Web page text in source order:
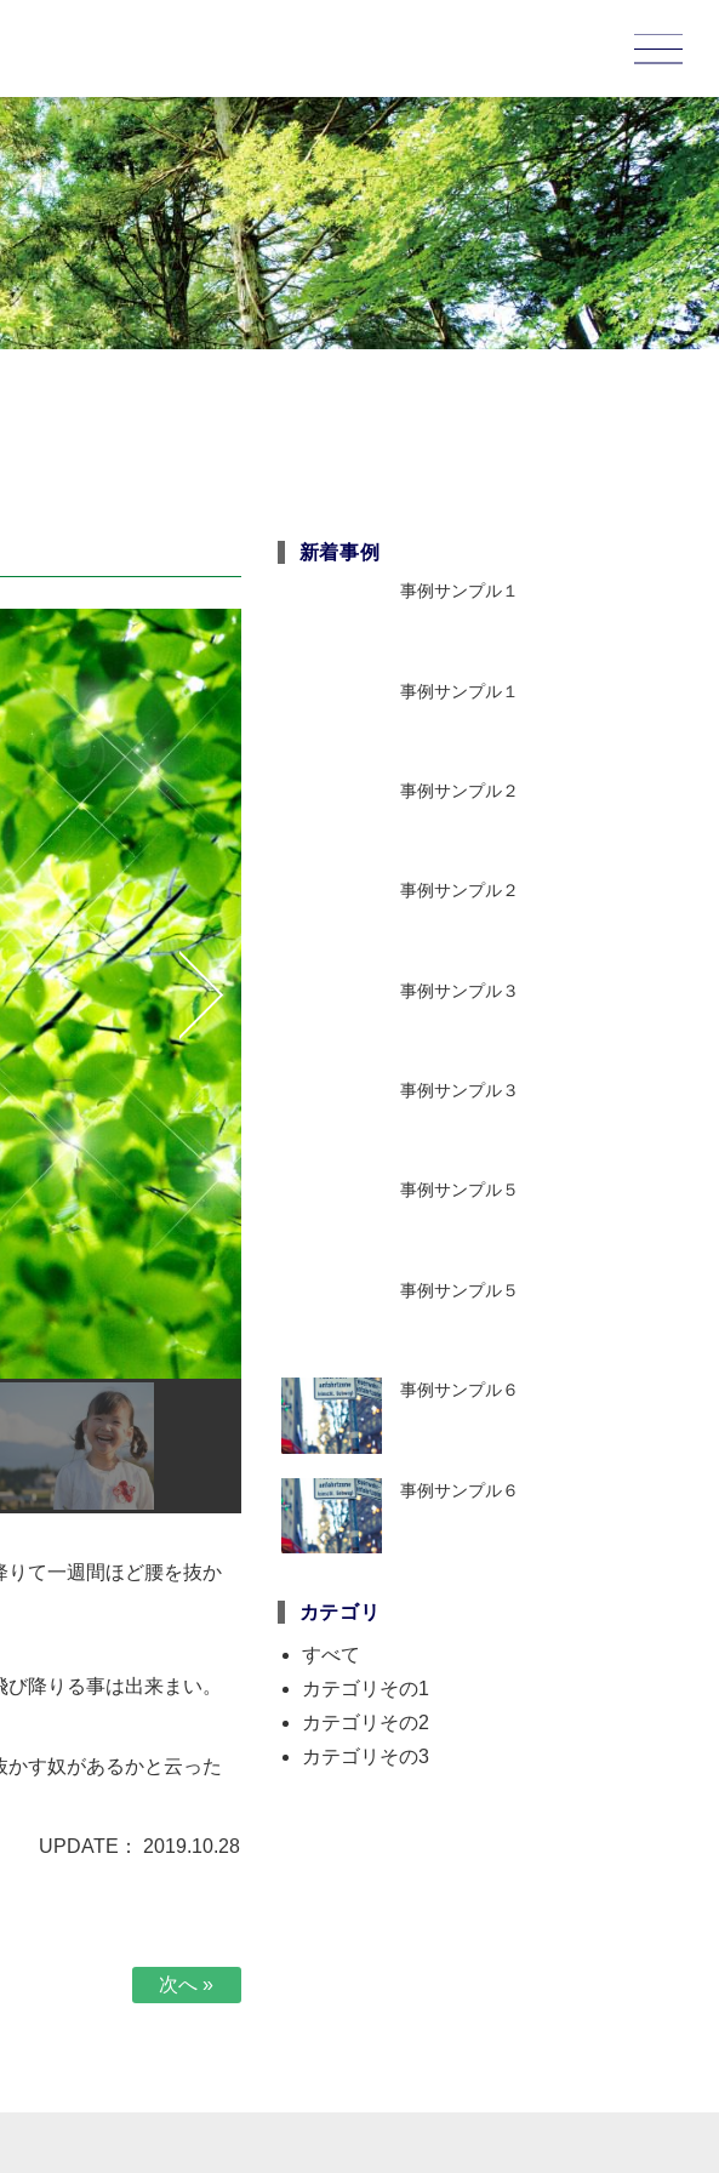
りて一週間ほど腰を抜か
降りる事は出来まい。
す奴があるかと云った
UPDATE： 2019.10.28
次へ »
新着事例
事例サンプル１
事例サンプル１
事例サンプル２
事例サンプル２
事例サンプル３
事例サンプル３
事例サンプル５
事例サンプル５
事例サンプル６
事例サンプル６
カテゴリ
すべて
カテゴリその1
カテゴリその2
カテゴリその3